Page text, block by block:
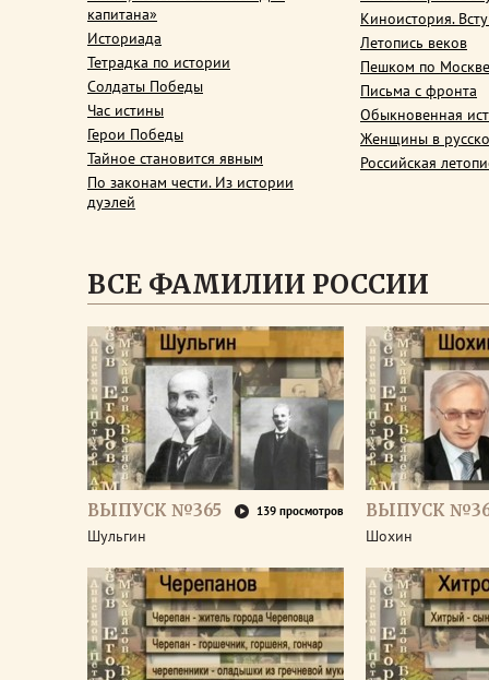
капитана»
Историада
Тетрадка по истории
Солдаты Победы
Час истины
Герои Победы
Тайное становится явным
По законам чести. Из истории
дуэлей
Киноистория.
Летопись веков
Пешком по Москве
Письма с фронта
Обыкновенная
Женщины в
Российская
ВСЕ ФАМИЛИИ РОССИИ
ВЫПУСК №365 139 просмотров
Шульгин
ВЫПУСК
Шохин